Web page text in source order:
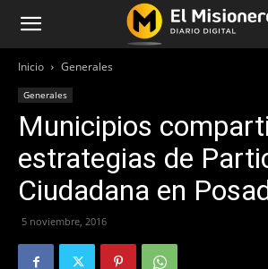
Inicio Generales
Generales
Municipios
estrategias de
Ciudadana en
5 noviembre, 2016